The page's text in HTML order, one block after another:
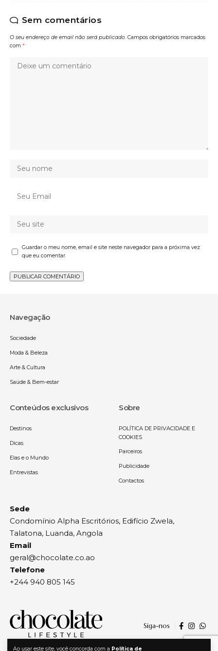
Ao usar este site, você concorda com a Política de
Sem comentários
O seu endereço de email não será publicado. Campos obrigatórios marcados
com *
Guardar o meu nome, email e site neste navegador para a próxima vez
que eu comentar.
Navegação
Sociedade
Moda & Beleza
Arte & Cultura
Saúde & Bem-estar
Conteúdos exclusivos
Destinos
Dicas
Elas e o Mundo
Entrevistas
Sobre
POLÍTICA DE PRIVACIDADE E
COOKIES
Parceiros
Publicidade
Contactos
Sede
Condomínio Alpha Escritórios, Edifício Zwela,
Talatona, Luanda, Angola
Email
geral@chocolate.co.ao
Telefone
+244 940 805 145
Siga-nos